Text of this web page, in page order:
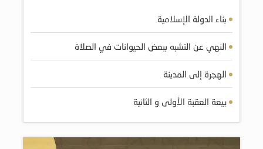
بناء الدولة الإسلامية
النهي عن التشبه ببعض الحيوانات في الصلاة
الهجرة إلى المدينة
بيعة العقبة الأولى و الثانية